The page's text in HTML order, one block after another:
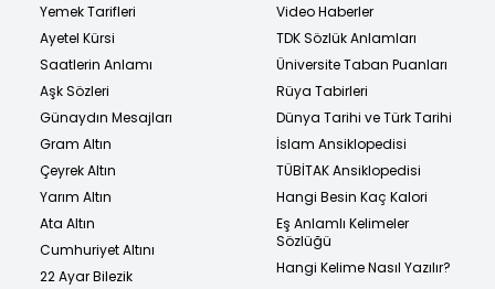
Yemek Tarifleri
Ayetel Kürsi
Saatlerin Anlamı
Aşk Sözleri
Günaydın Mesajları
Gram Altın
Çeyrek Altın
Yarım Altın
Ata Altın
Cumhuriyet Altını
22 Ayar Bilezik
Video Haberler
TDK Sözlük Anlamları
Üniversite Taban Puanları
Rüya Tabirleri
Dünya Tarihi ve Türk Tarihi
İslam Ansiklopedisi
TÜBİTAK Ansiklopedisi
Hangi Besin Kaç Kalori
Eş Anlamlı Kelimeler
Sözlüğü
Hangi Kelime Nasıl Yazılır?